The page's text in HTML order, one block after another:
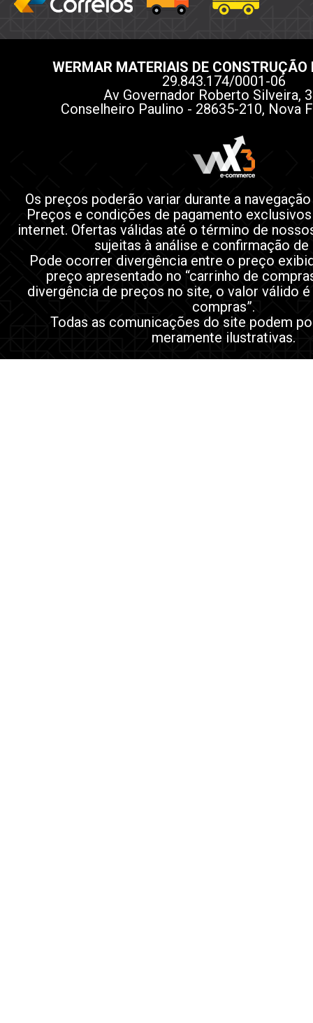
WERMAR MATERIAIS DE CONSTRUÇÃO
29.843.174/0001-06
Av Governador Roberto Silveira,
Conselheiro Paulino - 28635-210, Nova
Os preços poderão variar durante a
Preços e condições de pagamento
internet. Ofertas válidas até o término de
sujeitas à análise e confirmação de
Pode ocorrer divergência entre o preço
preço apresentado no “carrinho de
divergência de preços no site, o valor válido é
compras”.
Todas as comunicações do site podem
meramente ilustrativas.